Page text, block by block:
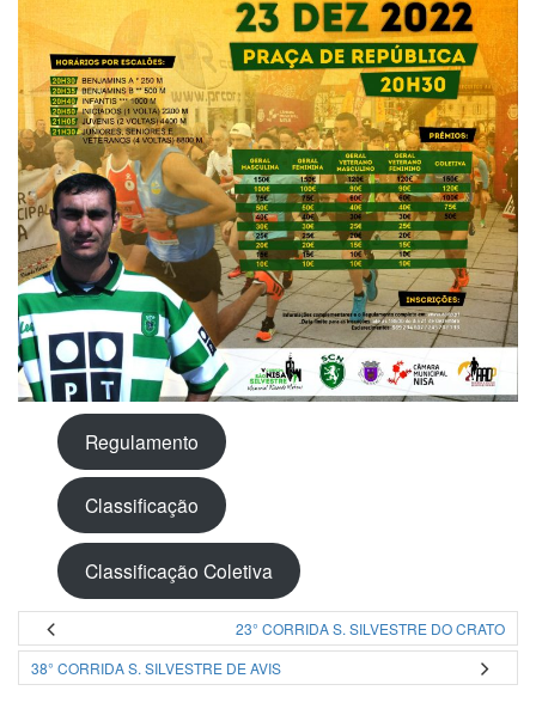
Regulamento
Classificação
Classificação Coletiva
23° CORRIDA S. SILVESTRE DO CRATO
38° CORRIDA S. SILVESTRE DE AVIS